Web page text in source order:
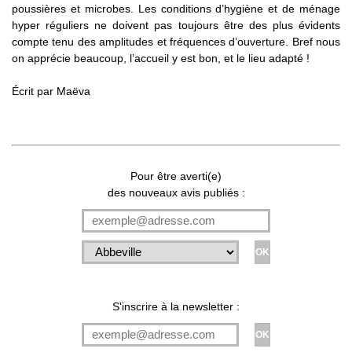
poussières et microbes. Les conditions d’hygiène et de ménage
hyper réguliers ne doivent pas toujours être des plus évidents
compte tenu des amplitudes et fréquences d’ouverture. Bref nous
on apprécie beaucoup, l’accueil y est bon, et le lieu adapté !
Écrit par Maëva
Pour être averti(e)
des nouveaux avis publiés :
S'inscrire à la newsletter :